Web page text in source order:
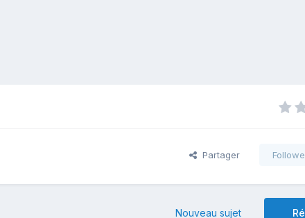
Partager
Nouveau sujet